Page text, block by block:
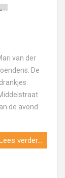
van der
De
de avond
verder...